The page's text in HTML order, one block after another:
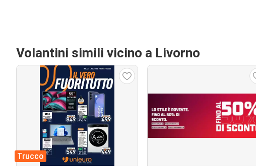
Volantini simili vicino a Livorno
Trucco